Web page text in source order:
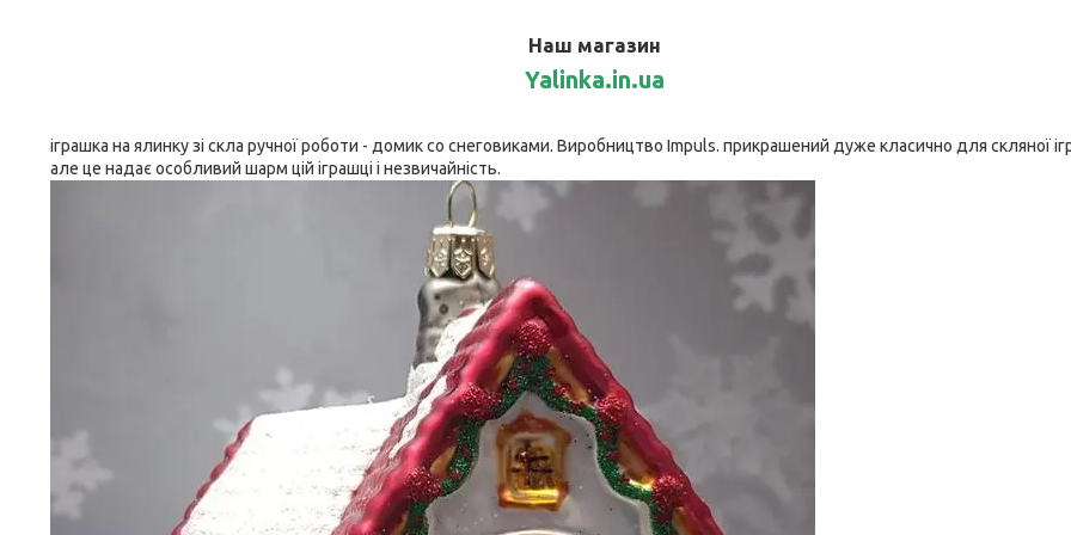
Наш магазин
Yalinka.in.ua
іграшка на ялинку зі скла ручної роботи - домик со снеговиками. Виробництво Impuls. прикрашений дуже класично для скляної
але це надає особливий шарм цій іграшці і незвичайність.